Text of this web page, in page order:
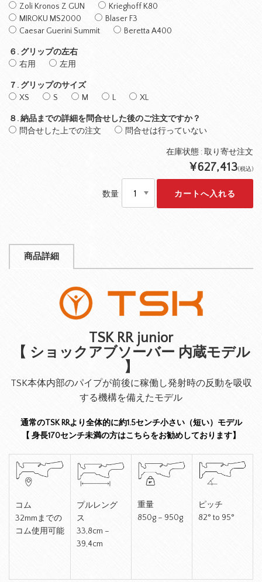
Zoli Kronos Z GUN
Krieghoff K80
MIROKU MS2000
Blaser F3
Caesar Guerini Summit
Beretta A400
６. グリップの左右
右用
左用
７. グリップのサイズ
XS
S M L XL
８. 納品までの詳細を問合せした後のご注文ですか？
問合せした上での注文
問合せは行っていない
在庫状態 : 取り寄せ注文
¥627,413(税込)
数量
商品詳細
TSK RR junior
【 ショックアブソーバー 内蔵モデル
】
TSK本体内部のパイプが前後に稼働し発射時の反動を吸収
する機構を備えたモデル
通常のTSK RRより全体的に約1.5センチ小さい（短い）モデル
【 身長170センチ未満の方はこちらをお勧めしております】
コム
32mmまでの
コム使用可能
プルレング
ス
33,8cm –
39,4cm
重量
850g – 950g
ピッチ
82° to 95°